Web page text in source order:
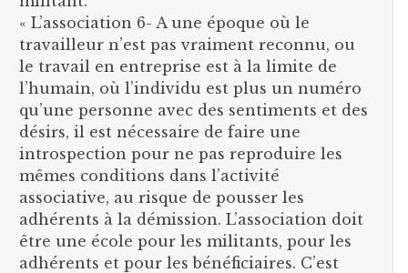
« L’association 6- A une époque où le
travailleur n’est pas vraiment reconnu, ou
le travail en entreprise est à la limite de
l’humain, où l’individu est plus un numéro
qu’une personne avec des sentiments et des
désirs, il est nécessaire de faire une
introspection pour ne pas reproduire les
mêmes conditions dans l’activité
associative, au risque de pousser les
adhérents à la démission. L’association doit
être une école pour les militants, pour les
adhérents et pour les bénéficiaires. C’est